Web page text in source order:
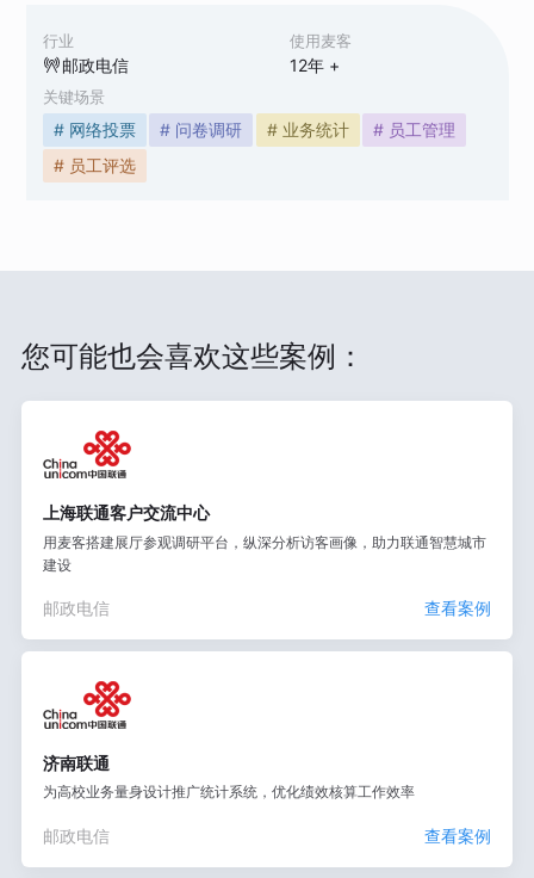
行业
邮政电信
使用麦客
12年 +
关键场景
# 网络投票 # 问卷调研 # 业务统计
# 员工管理
# 员工评选
您可能也会喜欢这些案例：
上海联通客户交流中心
用麦客搭建展厅参观调研平台，纵深分析访客画像，助力联通智慧城市
建设
邮政电信 查看案例
济南联通
为高校业务量身设计推广统计系统，优化绩效核算工作效率
邮政电信 查看案例